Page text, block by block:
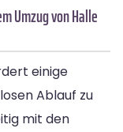
Umzug von Halle
einige
Ablauf zu
mit den